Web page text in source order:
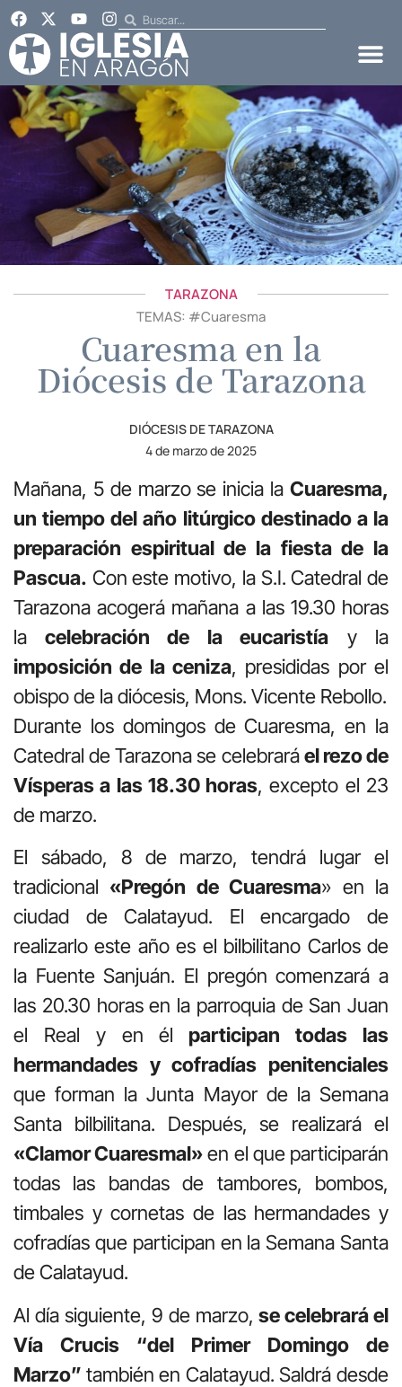
TARAZONA
TEMAS: #Cuaresma
Cuaresma en la
Diócesis de Tarazona
DIÓCESIS DE TARAZONA
4 de marzo de 2025
Mañana, 5 de marzo se inicia la Cuaresma,
un tiempo del año litúrgico destinado a la
preparación espiritual de la fiesta de la
Pascua. Con este motivo, la S.I. Catedral de
Tarazona acogerá mañana a las 19.30 horas
la celebración de la eucaristía y la
imposición de la ceniza, presididas por el
obispo de la diócesis, Mons. Vicente Rebollo.
Durante los domingos de Cuaresma, en la
Catedral de Tarazona se celebraráel rezo de
Vísperas a las 18.30 horas, excepto el 23
de marzo.
El sábado, 8 de marzo, tendrá lugar el
tradicional «Pregón de Cuaresma» en la
ciudad de Calatayud. El encargado de
realizarlo este año es el bilbilitano Carlos de
la Fuente Sanjuán. El pregón comenzará a
las 20.30 horas en la parroquia de San Juan
el Real y en él participan todas las
hermandades y cofradías penitenciales
que forman la Junta Mayor de la Semana
Santa bilbilitana. Después, se realizará el
«Clamor Cuaresmal»en el que participarán
todas las bandas de tambores, bombos,
timbales y cornetas de las hermandades y
cofradías que participan en la Semana Santa
de Calatayud.
Al día siguiente, 9 de marzo, se celebrará el
Vía Crucis “del Primer Domingo de
Marzo” también en Calatayud. Saldrá desde